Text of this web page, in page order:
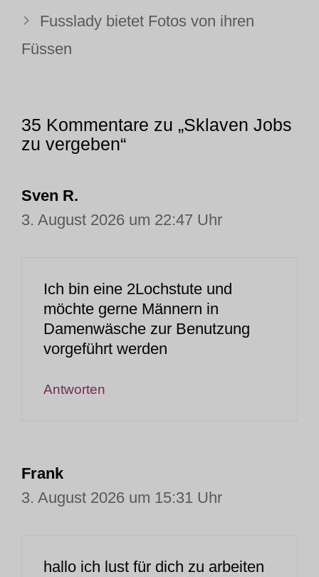
Fusslady bietet Fotos von ihren
Füssen
35 Kommentare zu „Sklaven Jobs
zu vergeben“
Sven R.
3. August 2026 um 22:47 Uhr
Ich bin eine 2Lochstute und
möchte gerne Männern in
Damenwäsche zur Benutzung
vorgeführt werden
Antworten
Frank
3. August 2026 um 15:31 Uhr
hallo ich lust für dich zu arbeiten